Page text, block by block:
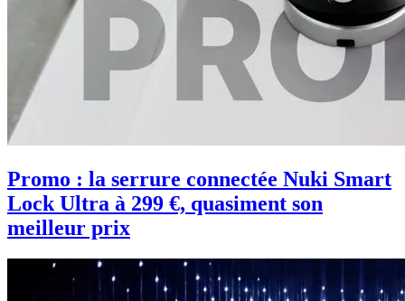
Promo : la serrure connectée Nuki Smart
Lock Ultra à 299 €, quasiment son
meilleur prix